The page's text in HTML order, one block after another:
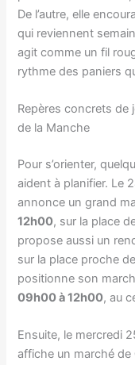
De l’autre, elle
qui reviennent
agit comme un fil
rythme des paniers
Repères concrets de
de la Manche
Pour s’orienter,
aident à planifier. Le
annonce un grand
12h00, sur la place
propose aussi un
sur la place proche
positionne son
09h00 à 12h00, au
Ensuite, le mercredi
affiche un marché de